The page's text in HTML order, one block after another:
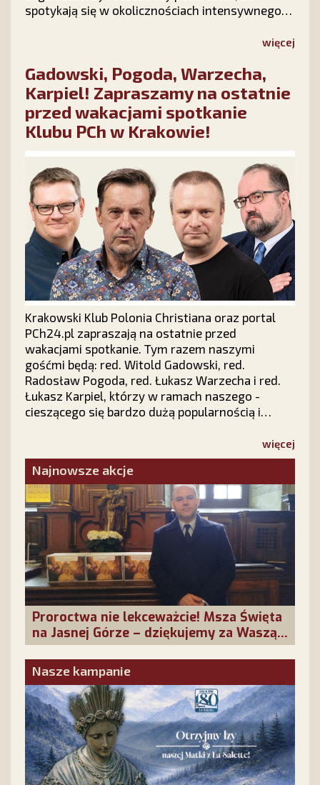
spotykają się w okolicznościach intensywnego
pokona wszelkie przeciwności.
więcej
Gadowski, Pogoda, Warzecha,
Karpiel! Zapraszamy na ostatnie
przed wakacjami spotkanie
Klubu PCh w Krakowie!
Krakowski Klub Polonia Christiana oraz portal
PCh24.pl zapraszają na ostatnie przed
wakacjami spotkanie. Tym razem naszymi
gośćmi będą: red. Witold Gadowski, red.
Radosław Pogoda, red. Łukasz Warzecha i red.
Łukasz Karpiel, którzy w ramach naszego -
cieszącego się bardzo dużą popularnością i
Prosty PLUS" z udziałem publiczności dokonają
politycznego podsumowania pierwszych sześciu
miesięcy 2026 roku.
więcej
Najnowsze akcje
Proroctwa nie lekceważcie! Msza Święta
na Jasnej Górze – dziękujemy za Waszą
obecność!
Nasze kampanie